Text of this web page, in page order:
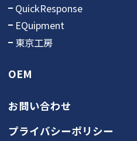
QuickResponse
EQuipment
東京工房
OEM
お問い合わせ
プライバシーポリシー